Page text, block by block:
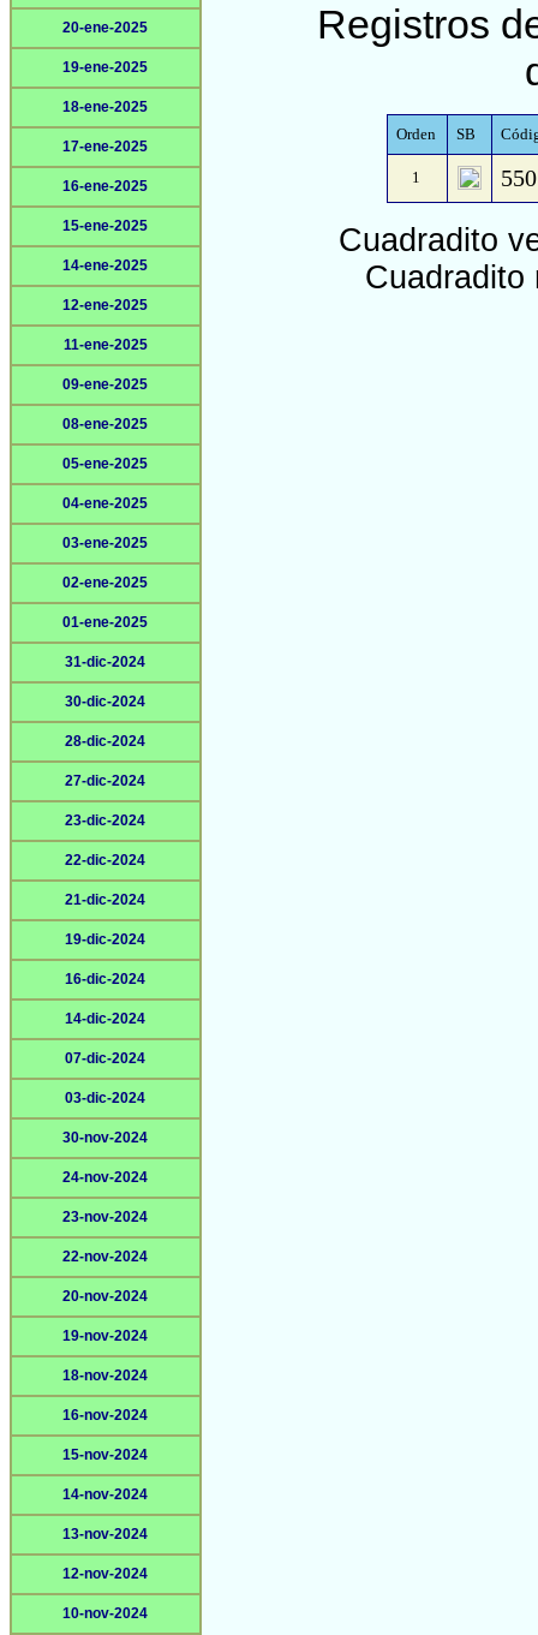
20-ene-2025
19-ene-2025
18-ene-2025
17-ene-2025
16-ene-2025
15-ene-2025
14-ene-2025
12-ene-2025
11-ene-2025
09-ene-2025
08-ene-2025
05-ene-2025
04-ene-2025
03-ene-2025
02-ene-2025
01-ene-2025
31-dic-2024
30-dic-2024
28-dic-2024
27-dic-2024
23-dic-2024
22-dic-2024
21-dic-2024
19-dic-2024
16-dic-2024
14-dic-2024
07-dic-2024
03-dic-2024
30-nov-2024
24-nov-2024
23-nov-2024
22-nov-2024
20-nov-2024
19-nov-2024
18-nov-2024
16-nov-2024
15-nov-2024
14-nov-2024
13-nov-2024
12-nov-2024
10-nov-2024
Registros
Orden SB
1
Cuadradito
Cuadradito